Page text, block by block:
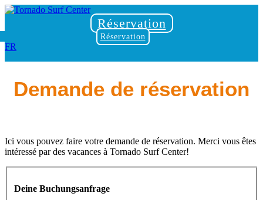
Réservation
Réservation
FR
Demande de réservation
Ici vous pouvez faire votre demande de réservation. Merci vous êtes
intéressé par des vacances à Tornado Surf Center!
Deine Buchungsanfrage